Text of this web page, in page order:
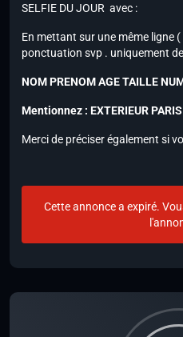
SELFIE DU JOUR avec :
En mettant sur une même ligne
ponctuation svp . uniquement
NOM PRENOM AGE TAILLE
Mentionnez : EXTERIEUR PARIS
Merci de préciser également si
Cette annonce a expiré.